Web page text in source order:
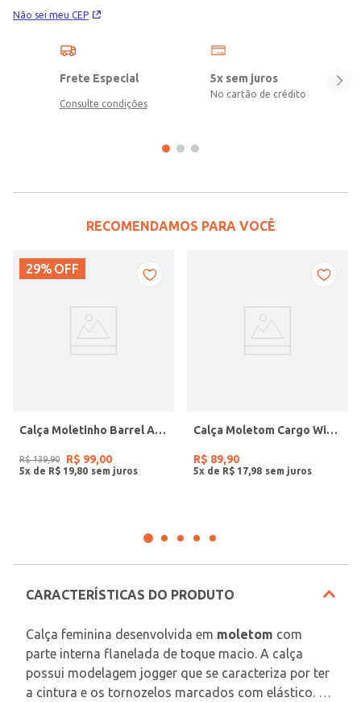
Não sei meu CEP
Frete Especial
Consulte condições
5x sem juros
No cartão de crédito
RECOMENDAMOS PARA VOCÊ
29% OFF
Calça Moletinho Barrel Autentique Feminina MARROM
R$ 139,90 R$ 99,00
5x de R$ 19 80
Calça Moletom Cargo Wide Leg Feminina BEGE
R$ 89,90
5x de R$ 17 98
CARACTERÍSTICAS DO PRODUTO
Calça feminina desenvolvida em moletom com
parte interna flanelada de toque macio. A calça
possui modelagem jogger que se caracteriza por ter
a cintura e os tornozelos marcados com elástico.